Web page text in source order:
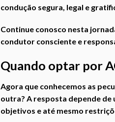
condução segura, legal e
Continue conosco nesta
condutor consciente e
Quando optar por
Agora que conhecemos as
outra? A resposta depende de
objetivos e até mesmo